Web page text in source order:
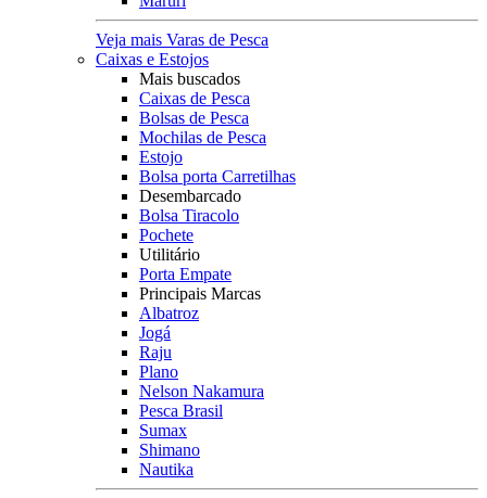
Veja mais Varas de Pesca
Caixas e Estojos
Mais buscados
Caixas de Pesca
Bolsas de Pesca
Mochilas de Pesca
Estojo
Bolsa porta Carretilhas
Desembarcado
Bolsa Tiracolo
Pochete
Utilitário
Porta Empate
Principais Marcas
Albatroz
Jogá
Raju
Plano
Nelson Nakamura
Pesca Brasil
Sumax
Shimano
Nautika